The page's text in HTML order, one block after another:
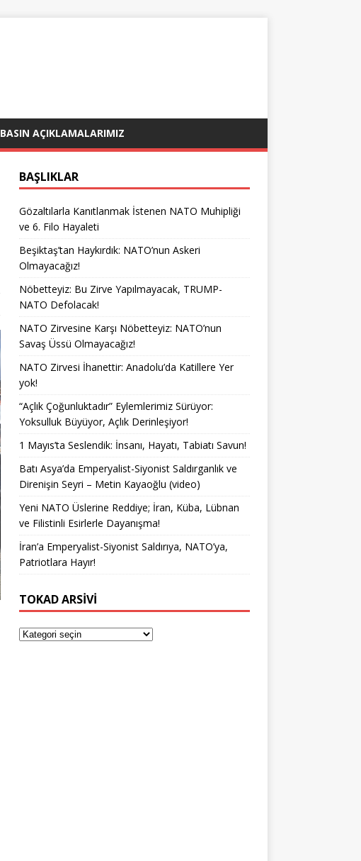
BASIN AÇIKLAMALARIMIZ
BAŞLIKLAR
Gözaltılarla Kanıtlanmak İstenen NATO Muhipliği
ve 6. Filo Hayaleti
Beşiktaş’tan Haykırdık: NATO’nun Askeri
Olmayacağız!
Nöbetteyiz: Bu Zirve Yapılmayacak, TRUMP-
NATO Defolacak!
NATO Zirvesine Karşı Nöbetteyiz: NATO’nun
Savaş Üssü Olmayacağız!
NATO Zirvesi İhanettir: Anadolu’da Katillere Yer
yok!
“Açlık Çoğunluktadır” Eylemlerimiz Sürüyor:
Yoksulluk Büyüyor, Açlık Derinleşiyor!
1 Mayıs’ta Seslendik: İnsanı, Hayatı, Tabiatı Savun!
Batı Asya’da Emperyalist-Siyonist Saldırganlık ve
Direnişin Seyri – Metin Kayaoğlu (video)
Yeni NATO Üslerine Reddiye; İran, Küba, Lübnan
ve Filistinli Esirlerle Dayanışma!
İran’a Emperyalist-Siyonist Saldırıya, NATO’ya,
Patriotlara Hayır!
TOKAD ARSIVI